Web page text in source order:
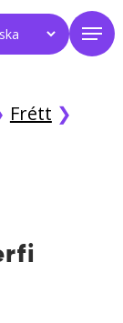
Frétt ❯